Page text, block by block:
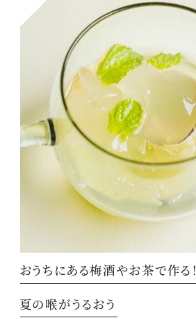
おうちにある梅酒やお茶で作る！
夏の喉がうるおう